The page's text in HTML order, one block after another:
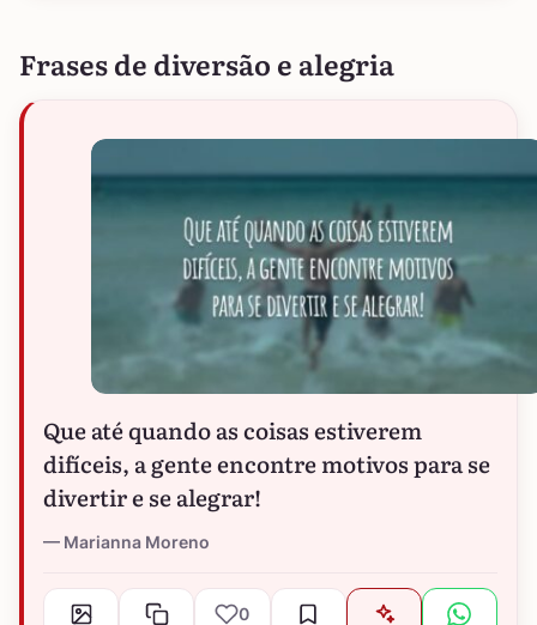
Frases de diversão e alegria
Que até quando as coisas estiverem
difíceis, a gente encontre motivos para se
divertir e se alegrar!
Marianna Moreno
0